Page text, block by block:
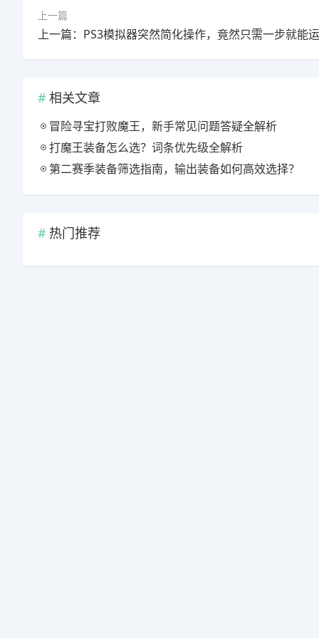
上一篇
相关文章
冒险寻宝打败魔王，新手常见问题答疑全解析
打魔王装备怎么选？词条优先级全解析
第二赛季装备筛选指南，输出装备如何高效选择？
热门推荐